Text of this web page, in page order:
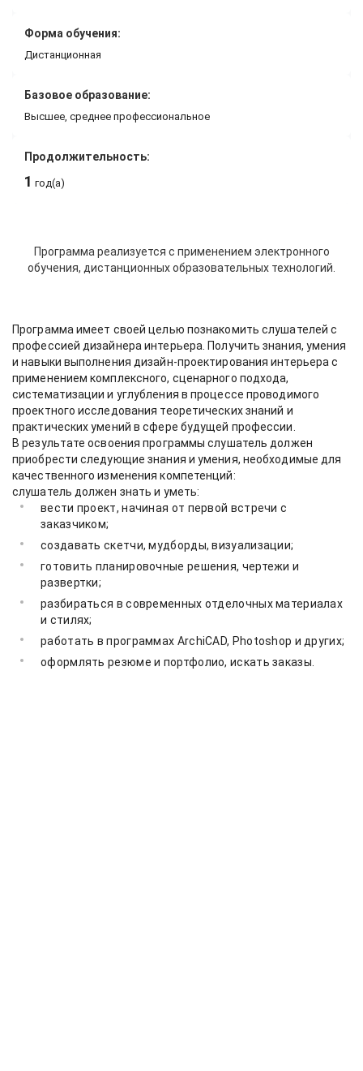
Форма обучения:
Дистанционная
Базовое образование:
Высшее, среднее профессиональное
Продолжительность:
1 год(а)
Программа реализуется с применением электронного
обучения, дистанционных образовательных технологий.
Программа имеет своей целью познакомить слушателей с
профессией дизайнера интерьера. Получить знания, умения
и навыки выполнения дизайн-проектирования интерьера с
применением комплексного, сценарного подхода,
систематизации и углубления в процессе проводимого
проектного исследования теоретических знаний и
практических умений в сфере будущей профессии.
В результате освоения программы слушатель должен
приобрести следующие знания и умения, необходимые для
качественного изменения компетенций:
слушатель должен знать и уметь:
вести проект, начиная от первой встречи с
заказчиком;
создавать скетчи, мудборды, визуализации;
готовить планировочные решения, чертежи и
развертки;
разбираться в современных отделочных материалах
и стилях;
работать в программах ArchiCAD, Photoshop и других;
оформлять резюме и портфолио, искать заказы.